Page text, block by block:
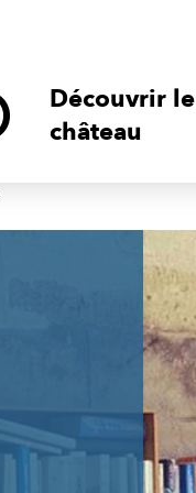
Découvrir le
château